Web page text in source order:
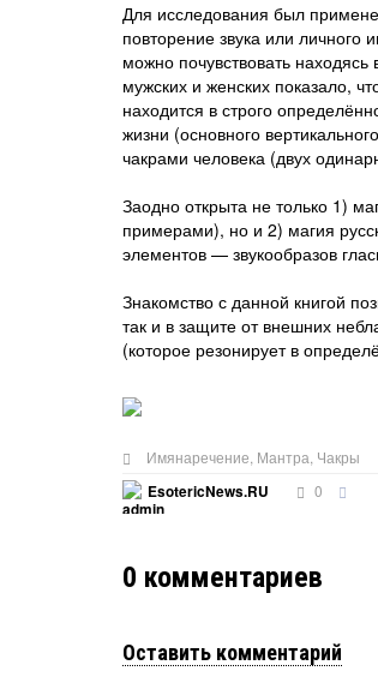
Для исследования был
повторение звука или личного
можно почувствовать
мужских и женских показало,
находится в строго
жизни (основного
чакрами человека (двух
Заодно открыта не только 1)
примерами), но и 2) магия
элементов — звукообразов
Знакомство с данной книгой
так и в защите от внешних
(которое резонирует в
Имянаречение Мантра Чакры
EsotericNews.RU
0
0 комментариев
Оставить комментарий